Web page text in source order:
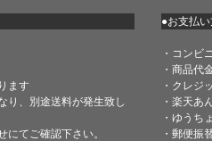
●お支払
ます
り、別途送料が発生致し
てご確認下さい。
・コンビ
・商品代
・クレジ
・楽天あ
・ゆうち
・郵便振